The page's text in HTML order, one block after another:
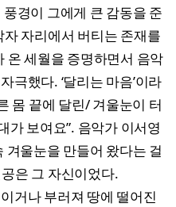
경이 그에게 큰 감동을 준
자리에서 버티는 존재를
온 세월을 증명하면서 음악
극했다. ‘달리는 마음’이라
몸 끝에 달린/ 겨울눈이 터
가 보여요”. 음악가 이서영
겨울눈을 만들어 왔다는 걸
은 그 자신이었다.
거나 부러져 땅에 떨어진